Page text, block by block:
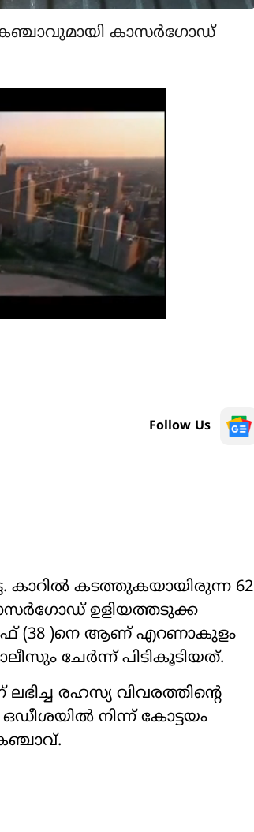
കഞ്ചാവുമായി കാസർഗോഡ്
Follow Us
കാറിൽ കടത്തുകയായിരുന്ന 62
ഉളിയത്തടുക്ക
(38 )നെ ആണ് എറണാകുളം
ചേർന്ന് പിടികൂടിയത്.
രഹസ്യ വിവരത്തിന്‍റെ
നിന്ന് കോട്ടയം